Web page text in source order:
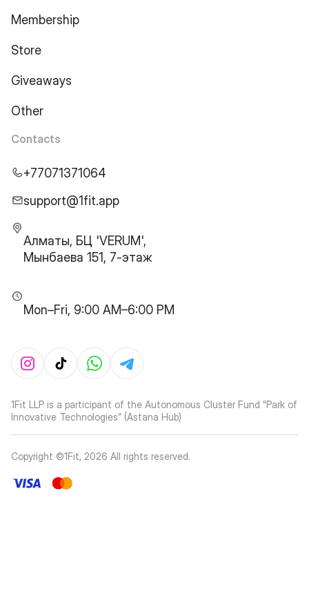
Membership
Store
Giveaways
Other
Contacts
+77071371064
support@1fit.app
Алматы, БЦ 'VERUM',
Мынбаева 151, 7-этаж
Mon–Fri, 9:00 AM–6:00 PM
1Fit LLP is a participant of the Autonomous Cluster Fund “Park of
Innovative Technologies” (Astana Hub)
Copyright ©1Fit, 2026 All rights reserved.